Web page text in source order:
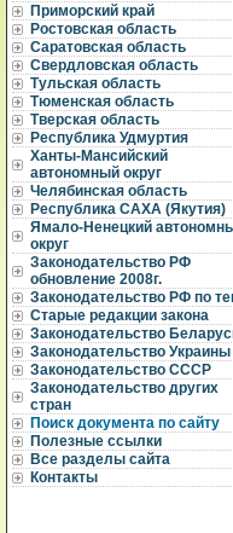
Приморский край
Ростовская область
Саратовская область
Свердловская область
Тульская область
Тюменская область
Тверская область
Республика Удмуртия
Ханты-Мансийский
автономный округ
Челябинская область
Республика САХА (Якутия)
Ямало-Ненецкий
округ
Законодательство РФ
обновление 2008г.
Законодательство РФ по
Старые редакции закона
Законодательство
Законодательство Украины
Законодательство СССР
Законодательство других
стран
Поиск документа по сайту
Полезные ссылки
Все разделы сайта
Контакты